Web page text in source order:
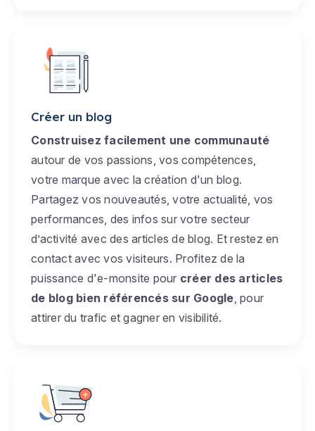
Créer un blog
Construisez facilement une communauté
autour de vos passions, vos compétences,
votre marque avec la création d'un blog.
Partagez vos nouveautés, votre actualité, vos
performances, des infos sur votre secteur
d’activité avec des articles de blog. Et restez en
contact avec vos visiteurs. Profitez de la
puissance d'e-monsite pour créer des articles
de blog bien référencés sur Google , pour
attirer du trafic et gagner en visibilité.